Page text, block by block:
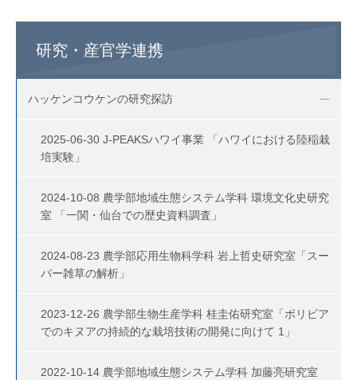
研究・産官学連携
ハッケンコウケンの研究探訪
2025-06-30 J-PEAKSハワイ事業 「ハワイにおける陸稲栽
培実験」
2024-10-08 農学部地域生態システム学科 環境文化史研究
室 「一関・仙台での歴史資料調査」
2024-08-23 農学部応用生物科学科 岩上哲史研究室「スー
パー雑草の解析」
2023-12-26 農学部生物生産学科 桂圭佑研究室「ボリビア
でのキヌアの持続的な栽培技術の開発に向けて 1」
2022-10-14 農学部地域生態システム学科 加藤亮研究室